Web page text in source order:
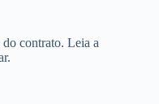
do contrato. Leia a